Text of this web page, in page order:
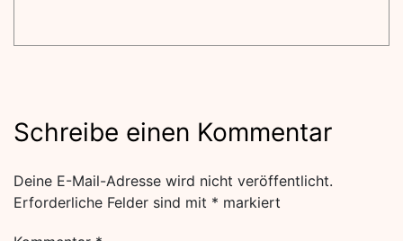
Schreibe einen Kommentar
Deine E-Mail-Adresse wird nicht veröffentlicht.
Erforderliche Felder sind mit * markiert